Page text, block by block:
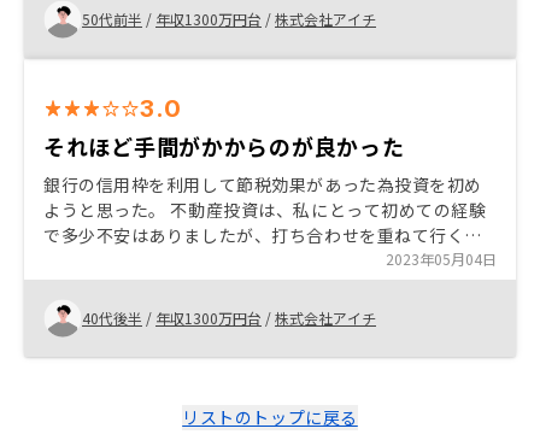
50代前半 / 年収1300万円台 /株式会社アイチ
3.0
それほど手間がかからのが良かった
銀行の信用枠を利用して節税効果があった為投資を初め
ようと思った。 不動産投資は、私にとって初めての経験
で多少不安はありましたが、打ち合わせを重ねて行く中
でやらない理由が私にはなかったので決心しました。 ま
た、営業マンの対応も良かった。 もう少し利回りの良い
物件を揃えてほしい
2023年05月04日
40代後半 / 年収1300万円台 /株式会社アイチ
リストのトップに戻る